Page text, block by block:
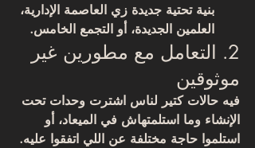
بنية تحتية جديدة زي العاصمة الإدارية،
العلمين الجديدة، أو التجمع الخامس.
2. التعامل مع مطورين غير
موثوقين
فيه حالات كتير لناس اشترت وحدات تحت
الإنشاء وما استلمتهاش في الميعاد، أو
استلموا حاجة مختلفة عن اللي اتفقوا عليه.